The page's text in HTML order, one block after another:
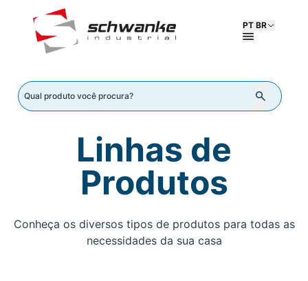
PT BR
Linhas de
Produtos
Conheça os diversos tipos de produtos para todas as
necessidades da sua casa